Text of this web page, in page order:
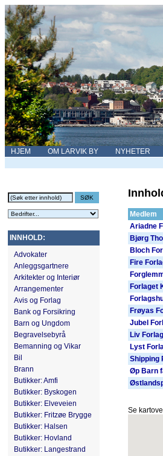
HJEM OM LARVIK BY NYHETER
INNHOLD:
Advokater
Anleggsgartnere
Arkitekter og Interiør
Arrangementer
Avis og Forlag
Bank og Forsikring
Barn og Ungdom
Begravelsebyrå
Bemanning og Vikar
Bil
Brann
Butikker: Amfi
Butikker: Byskogen
Butikker: Elveveien
Butikker: Fritzøe Brygge
Butikker: Halsen
Butikker: Hovland
Butikker: Langestrand
Medlem
Ariadne
Bjørg
Bloch
Fire
Forlaget
Frøyas
Jubel
Liv Forlag
Lyst
Shipping
Øp Barn
Se